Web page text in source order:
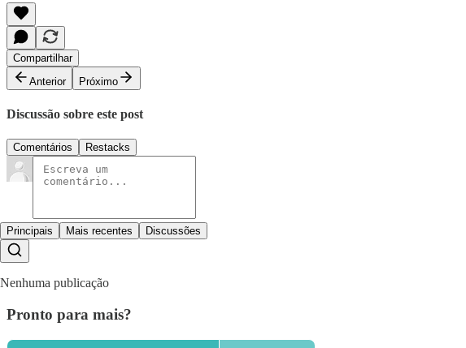
Compartilhar
Anterior
Próximo
Discussão sobre este post
Comentários Restacks
Principais Mais recentes Discussões
Nenhuma publicação
Pronto para mais?